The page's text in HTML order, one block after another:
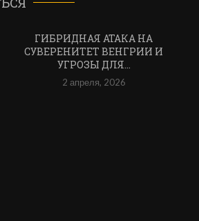
ГИБРИДНАЯ АТАКА НА
СУВЕРЕНИТЕТ ВЕНГРИИ И
УГРОЗЫ ДЛЯ...
2 апреля, 2026